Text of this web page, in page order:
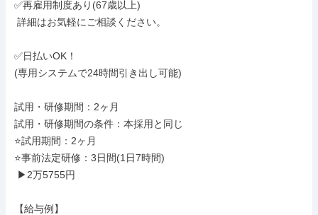
✅再雇用制度あり(67歳以上)
✅日払いOK！
(専用システムで24時間引き出し可能)
試用・研修期間：2ヶ月
試用・研修期間の条件：本採用と同じ
⭐試用期間：2ヶ月
⭐事前法定研修：3日間(1日7時間)
【給与例】